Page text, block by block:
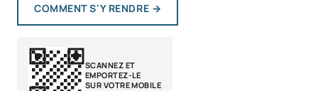
COMMENT S'Y RENDRE →
SCANNEZ ET
EMPORTEZ-LE
SUR VOTRE MOBILE